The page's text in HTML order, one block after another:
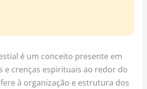
é um conceito presente em
e crenças espirituais ao redor do
à organização e estrutura dos